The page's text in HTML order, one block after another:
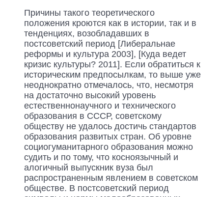
Причины такого теоретического
положения кроются как в истории, так и в
тенденциях, возобладавших в
постсоветский период [Либеральнае
реформы и культура 2003], [Куда ведет
кризис культуры? 2011]. Если обратиться к
историческим предпосылкам, то выше уже
неоднократно отмечалось, что, несмотря
на достаточно высокий уровень
естественнонаучного и технического
образования в СССР, советскому
обществу не удалось достичь стандартов
образования развитых стран. Об уровне
социогуманитарного образования можно
судить и по тому, что косноязычный и
алогичный выпускник вуза был
распространенным явлением в советском
обществе. В постсоветский период